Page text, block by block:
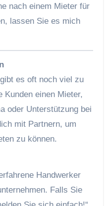
nach einem Mieter für
lassen Sie es mich
es oft noch viel zu
Kunden einen Mieter,
oder Unterstützung bei
mit Partnern, um
zu können.
Handwerker
Falls Sie